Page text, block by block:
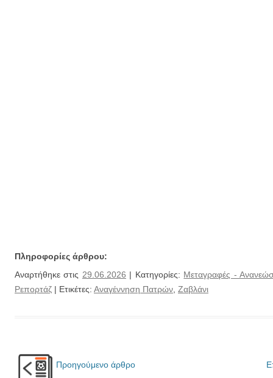
Πληροφορίες άρθρου:
Αναρτήθηκε στις 29.06.2026 | Κατηγορίες: Μεταγραφές -
Ρεπορτάζ | Ετικέτες: Αναγέννηση Πατρών, Ζαβλάνι
Προηγούμενο άρθρο